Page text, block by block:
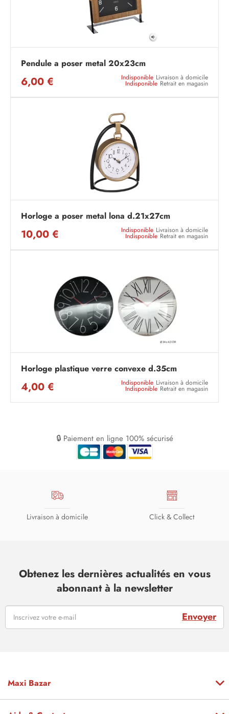
Pendule a poser metal 20x23cm
6,00 € Indisponible Livraison à domicile
Indisponible Retrait en magasin
Horloge a poser metal lona d.21x27cm
10,00 € Indisponible Livraison à domicile
Indisponible Retrait en magasin
Horloge plastique verre convexe d.35cm
4,00 € Indisponible Livraison à domicile
Indisponible Retrait en magasin
🔒 Paiement en ligne 100% sécurisé
Livraison à domicile Click & Collect
Obtenez les dernières actualités en vous
abonnant à la newsletter
Envoyer
Maxi Bazar